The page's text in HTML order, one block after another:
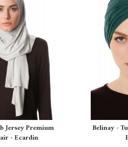
Jersey Premium
- Ecardin
Belinay -